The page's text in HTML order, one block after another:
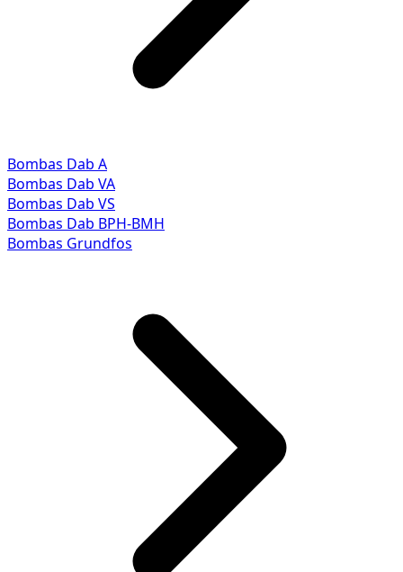
Bombas Dab A
Bombas Dab VA
Bombas Dab VS
Bombas Dab BPH-BMH
Bombas Grundfos